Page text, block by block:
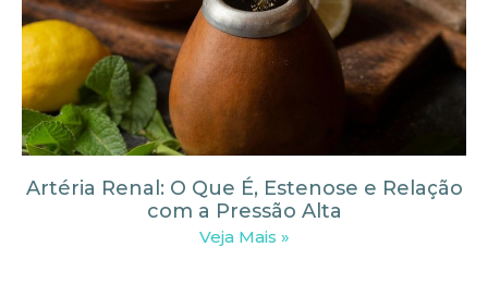
Artéria Renal: O Que É, Estenose e Relação
com a Pressão Alta
Veja Mais »